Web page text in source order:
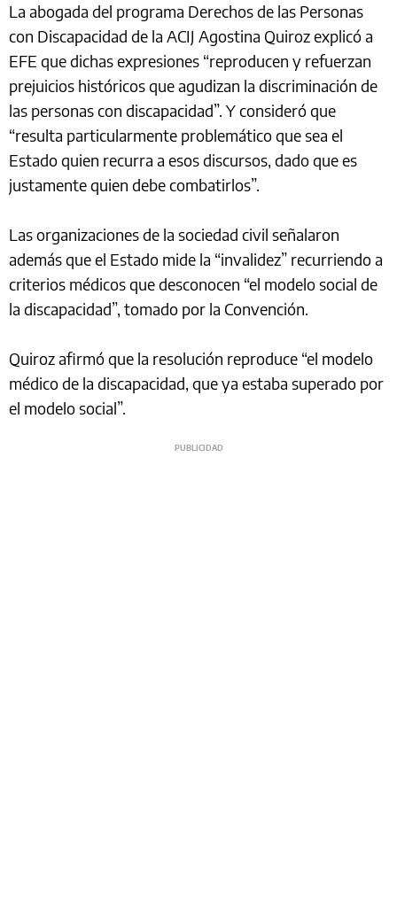
La abogada del programa Derechos de las Personas
con Discapacidad de la ACIJ Agostina Quiroz explicó a
EFE que dichas expresiones “reproducen y refuerzan
prejuicios históricos que agudizan la discriminación de
las personas con discapacidad”. Y consideró que
“resulta particularmente problemático que sea el
Estado quien recurra a esos discursos, dado que es
justamente quien debe combatirlos”.
Las organizaciones de la sociedad civil señalaron
además que el Estado mide la “invalidez” recurriendo a
criterios médicos que desconocen “el modelo social de
la discapacidad”, tomado por la Convención.
Quiroz afirmó que la resolución reproduce “el modelo
médico de la discapacidad, que ya estaba superado por
el modelo social”.